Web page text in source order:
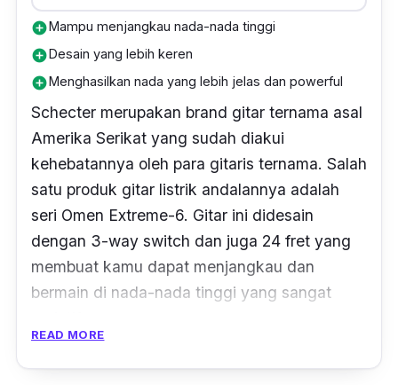
add_circleMampu menjangkau nada-nada tinggi
add_circleDesain yang lebih keren
add_circleMenghasilkan nada yang lebih jelas dan powerful
Schecter merupakan brand gitar ternama asal
Amerika Serikat yang sudah diakui
kehebatannya oleh para gitaris ternama. Salah
satu produk gitar listrik andalannya adalah
seri Omen Extreme-6. Gitar ini didesain
dengan 3-way switch dan juga 24 fret yang
membuat kamu dapat menjangkau dan
bermain di nada-nada tinggi yang sangat
READ MORE